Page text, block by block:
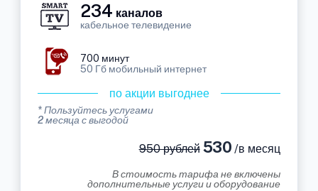
234 каналов
кабельное телевидение
700 минут
50 Гб мобильный интернет
по акции выгоднее
* Пользуйтесь услугами
2 месяца с выгодой
950 рублей530 /в месяц
В стоимость тарифа не включены
дополнительные услуги и оборудование